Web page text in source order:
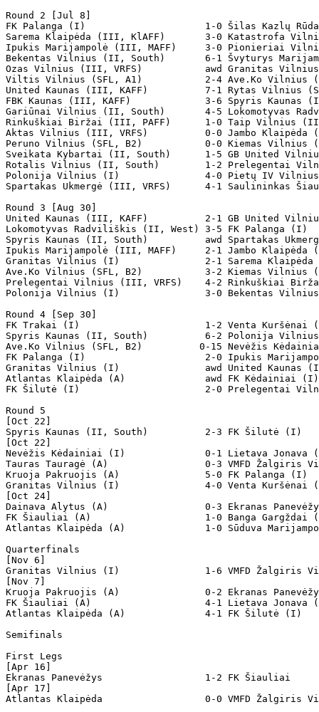
Round 2 [Jul 8]
FK Palanga (I)                     1-0 Šilas Kazlų
Sarema Klaipėda (III, KlAFF)       3-0 Katastrofa
Ipukis Marijampolė (III, MAFF)     3-0 Pionieriai
Bekentas Vilnius (II, South)       6-1 Švyturys
Ozas Vilnius (III, VRFS)           awd Granitas
Viltis Vilnius (SFL, A1)           2-4 Ave.Ko Vilnius
United Kaunas (III, KAFF)          7-1 Rytas Vilnius
FBK Kaunas (III, KAFF)             3-6 Spyris
Gariūnai Vilnius (II, South)       4-5 Lokomotyvas
Rinkuškiai Biržai (III, PAFF)      1-0 Taip Vilnius
Aktas Vilnius (III, VRFS)          0-0 Jambo
Peruno Vilnius (SFL, B2)           0-0 Kiemas
Sveikata Kybartai (II, South)      1-5 GB United
Rotalis Vilnius (II, South)        1-2 Prelegentai
Polonija Vilnius (I)               4-0 Pietų IV Vilnius
Spartakas Ukmergė (III, VRFS)      4-1 Saulininkas
Round 3 [Aug 30]
United Kaunas (III, KAFF)          2-1 GB United
Lokomotyvas Radviliškis (II, West) 3-5 FK
Spyris Kaunas (II, South)          awd Spartakas
Ipukis Marijampolė (III, MAFF)     2-1 Jambo
Granitas Vilnius (I)               2-1 Sarema Klaipėda
Ave.Ko Vilnius (SFL, B2)           3-2 Kiemas Vilnius
Prelegentai Vilnius (III, VRFS)    4-2 Rinkuškiai
Polonija Vilnius (I)               3-0 Bekentas
Round 4 [Sep 30]
FK Trakai (I)                      1-2 Venta
Spyris Kaunas (II, South)          6-2 Polonija
Ave.Ko Vilnius (SFL, B2)          0-15 Nevėžis
FK Palanga (I)                     2-0 Ipukis
Granitas Vilnius (I)               awd United Kaunas
Atlantas Klaipėda (A)              awd FK
FK Šilutė (I)                      2-0 Prelegentai
Round 5
[Oct 22]
Spyris Kaunas (II, South)          2-3 FK Šilutė
[Oct 22]
Nevėžis Kėdainiai (I)              0-1 Lietava
Tauras Tauragė (A)                 0-3 VMFD Žalgiris
Kruoja Pakruojis (A)               5-0 FK Palanga (I)
Granitas Vilnius (I)               4-0 Venta
[Oct 24]
Dainava Alytus (A)                 0-3 Ekranas
FK Šiauliai (A)                    1-0 Banga
Atlantas Klaipėda (A)              1-0 Sūduva
Quarterfinals
[Nov 6]
Granitas Vilnius (I)               1-6 VMFD Žalgiris
[Nov 7]
Kruoja Pakruojis (A)               0-2 Ekranas
FK Šiauliai (A)                    4-1 Lietava
Atlantas Klaipėda (A)              4-1 FK Šilutė
Semifinals
First Legs
[Apr 16]
Ekranas Panevėžys                  1-2 FK Šiauliai
[Apr 17]
Atlantas Klaipėda                  0-0 VMFD Žalgiris